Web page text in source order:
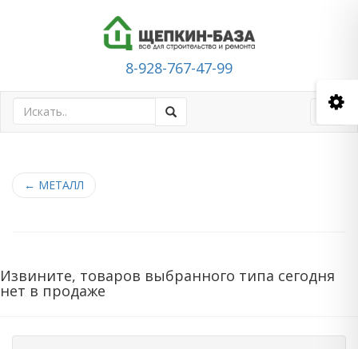
8-928-767-47-99
← МЕТАЛЛ
Извините, товаров выбранного типа сегодня
нет в продаже